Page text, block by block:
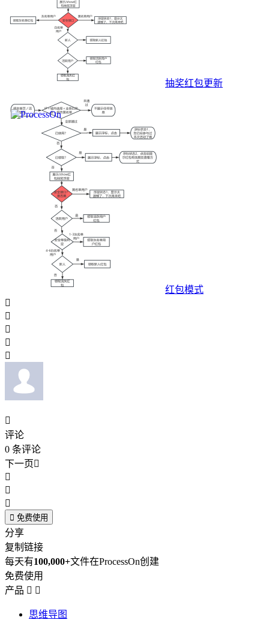
抽奖红包更新
红包模式






评论
0 条评论
下一页



 免费使用
分享
复制链接
每天有100,000+文件在ProcessOn创建
免费使用
产品  
思维导图